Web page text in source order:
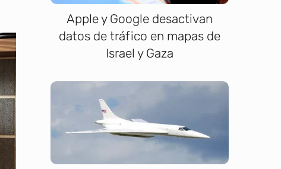
Apple y Google desactivan
datos de tráfico en mapas de
Israel y Gaza